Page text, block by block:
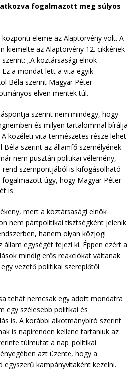
fogalmazott meg súlyos
központi eleme az Alaptörvény volt. A
kiemelte az Alaptörvény 12. cikkének
„A köztársasági elnök
Ez a mondat lett a vita egyik
Béla szerint Magyar Péter
elven mentek túl.
szerint nem mindegy, hogy
és milyen tartalommal bírálja
közéleti vita természetes része lehet
Béla szerint az államfő személyének
nem pusztán politikai vélemény,
szempontjából is kifogásolható
fogalmazott úgy, hogy Magyar Péter
is.
mert a köztársasági elnök
nem pártpolitikai tisztségként jelenik
hanem olyan közjogi
egységét fejezi ki. Éppen ezért a
mindig erős reakciókat váltanak
vezető politikai szereplőtől
tehát nemcsak egy adott mondatra
egy szélesebb politikai és
is. A korábbi alkotmánybíró szerint
is napirenden kellene tartaniuk az
túlmutat a napi politikai
azt üzente, hogy a
kampányvitaként kezelni.